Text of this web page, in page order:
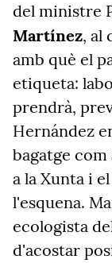
del ministre
Martínez, al
amb què el
etiqueta:
prendrà,
Hernández
bagatge
a la Xunta i
l'esquena.
ecologista
d'acostar